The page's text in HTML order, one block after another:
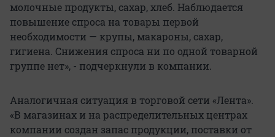
молочные продукты, сахар, хлеб. Наблюдается
повышение спроса на товары первой
необходимости — крупы, макароны, сахар,
гигиена. Снижения спроса ни по одной товарной
группе нет», - подчеркнули в компании.
Аналогичная ситуация в торговой сети «Лента».
«В магазинах и на распределительных центрах
компании создан запас продукции, поставки от